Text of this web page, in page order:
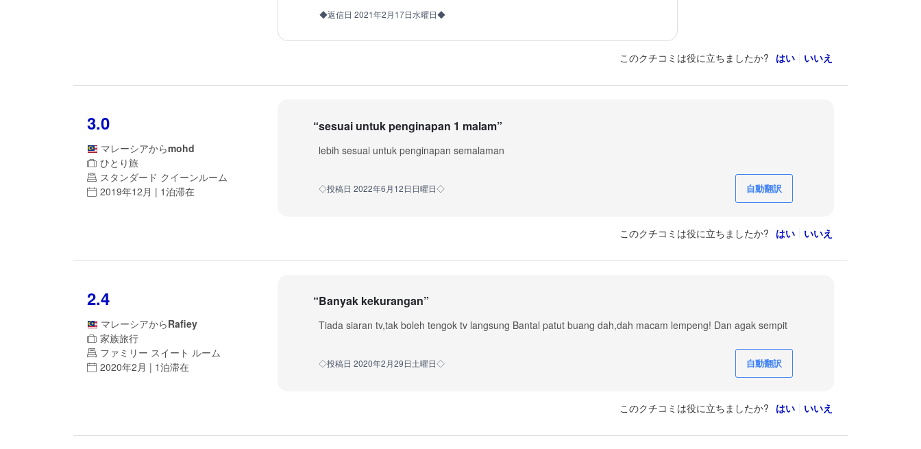
◆返信日 2021年2月17日水曜日◆
このクチコミは役に立ちましたか? はい いいえ
3.0
マレーシアからmohd
ひとり旅
スタンダード クイーンルーム
2019年12月 | 1泊滞在
“sesuai untuk penginapan 1 malam”
lebih sesuai untuk penginapan semalaman
◇投稿日 2022年6月12日日曜日◇ 自動翻訳
このクチコミは役に立ちましたか? はい いいえ
2.4
マレーシアからRafiey
家族旅行
ファミリー スイート ルーム
2020年2月 | 1泊滞在
“Banyak kekurangan”
Tiada siaran tv,tak boleh tengok tv langsung Bantal patut buang dah,dah macam lempeng! Dan agak sempit
◇投稿日 2020年2月29日土曜日◇ 自動翻訳
このクチコミは役に立ちましたか? はい いいえ